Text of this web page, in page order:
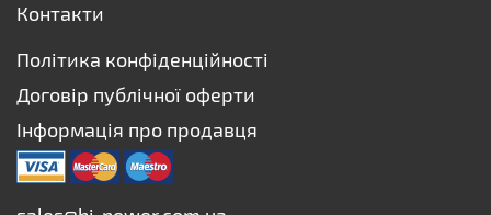
Контакти
Політика конфіденційності
Договір публічної оферти
Інформація про продавця